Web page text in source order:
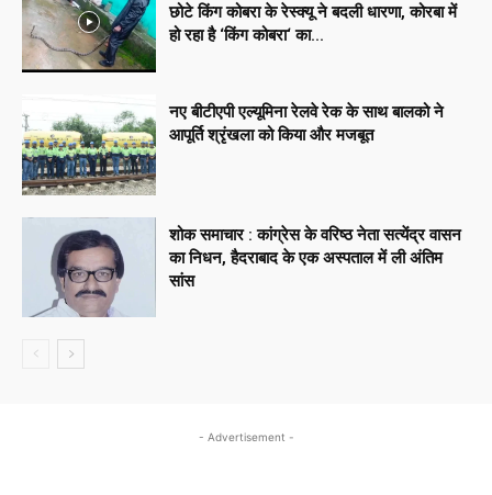
छोटे किंग कोबरा के रेस्क्यू ने बदली धारणा, कोरबा में
हो रहा है ‘किंग कोबरा‘ का...
नए बीटीएपी एल्यूमिना रेलवे रेक के साथ बालको ने
आपूर्ति श्रृंखला को किया और मजबूत
शोक समाचार : कांग्रेस के वरिष्ठ नेता सत्येंद्र वासन
का निधन, हैदराबाद के एक अस्पताल में ली अंतिम
सांस
- Advertisement -